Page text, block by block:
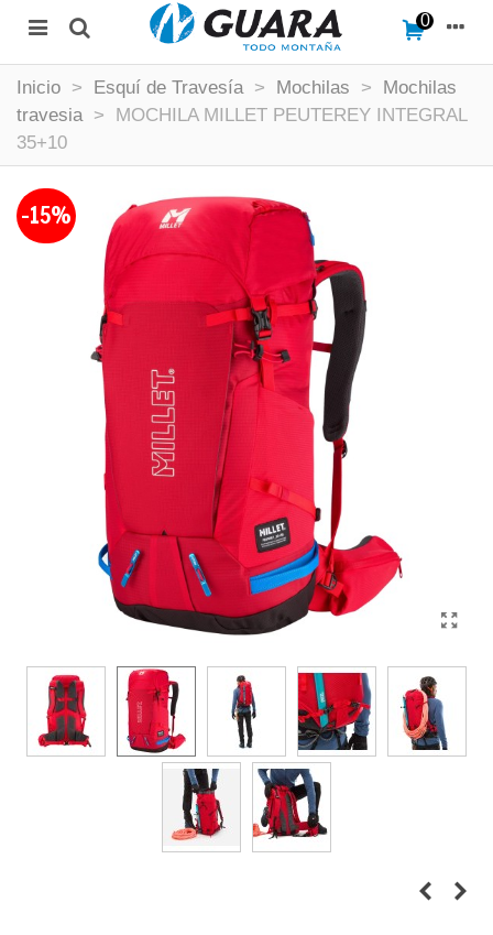
0
Inicio > Esquí de Travesía > Mochilas >
Mochilas
travesia >
MOCHILA MILLET PEUTEREY INTEGRAL
35+10
-15%